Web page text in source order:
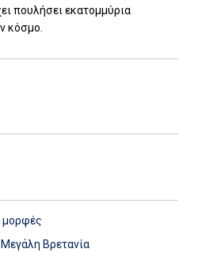
πουλήσει εκατομμύρια
κόσμο.
μορφές
Βρετανία